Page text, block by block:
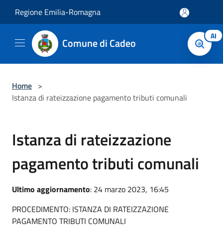
Regione Emilia-Romagna
Comune di Cadeo AI
Home >
Istanza di rateizzazione pagamento tributi comunali
Istanza di rateizzazione
pagamento tributi comunali
Ultimo aggiornamento: 24 marzo 2023, 16:45
PROCEDIMENTO: ISTANZA DI RATEIZZAZIONE
PAGAMENTO TRIBUTI COMUNALI